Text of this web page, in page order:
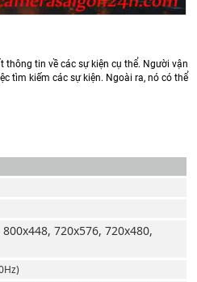
tin về các sự kiện cụ thể. Người vận
tìm kiếm các sự kiện. Ngoài ra, nó có thể
720x576, 720x480,